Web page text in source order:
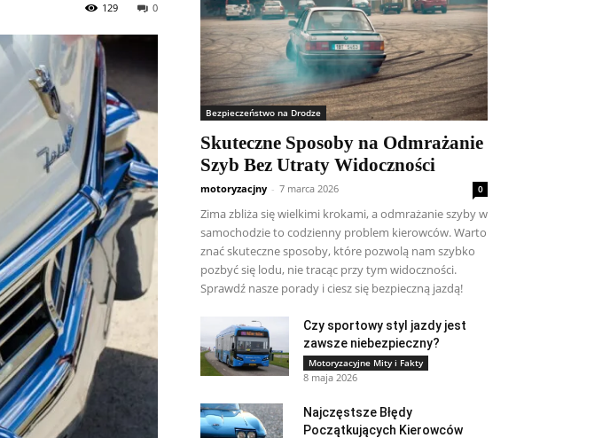
0
129
Bezpieczeństwo na Drodze
Skuteczne Sposoby na Odmrażanie
Szyb Bez Utraty Widoczności
motoryzacjny - 7 marca 2026 0
Zima zbliża się wielkimi krokami, a odmrażanie szyby w
samochodzie to codzienny problem kierowców. Warto
znać skuteczne sposoby, które pozwolą nam szybko
pozbyć się lodu, nie tracąc przy tym widoczności.
Sprawdź nasze porady i ciesz się bezpieczną jazdą!
Czy sportowy styl jazdy jest
zawsze niebezpieczny?
Motoryzacyjne Mity i Fakty
8 maja 2026
Najczęstsze Błędy
Początkujących Kierowców